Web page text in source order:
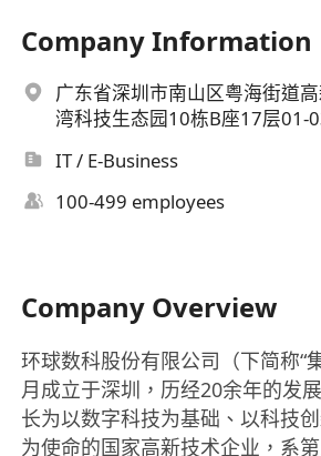
Company Information
广东省深圳市南山区粤海街道
湾科技生态园10栋B座17层01-
IT / E-Business
100-499 employees
Company Overview
环球数科股份有限公司（下简称“
月成立于深圳，历经20余年的发
长为以数字科技为基础、以科技
为使命的国家高新技术企业，系